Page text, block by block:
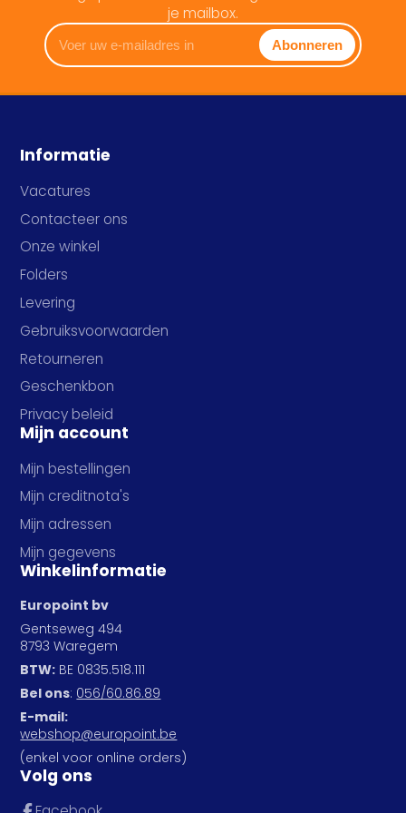
je mailbox.
Voer
uw
e-
in
Abonneren
Informatie
Vacatures
Contacteer ons
Onze winkel
Folders
Levering
Gebruiksvoorwaarden
Retourneren
Geschenkbon
Privacy beleid
Mijn account
Mijn bestellingen
Mijn creditnota's
Mijn adressen
Mijn gegevens
Winkelinformatie
Europoint bv
Gentseweg 494
8793 Waregem
BTW: BE 0835.518.111
Bel ons: 056/60.86.89
E-mail:
webshop@europoint.be
(enkel voor online orders)
Volg ons